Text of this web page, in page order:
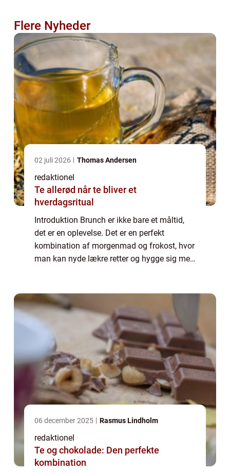
Flere Nyheder
02 juli 2026 Thomas Andersen
redaktionel
Te allerød når te bliver et
hverdagsritual
Introduktion Brunch er ikke bare et måltid,
det er en oplevelse. Det er en perfekt
kombination af morgenmad og frokost, hvor
man kan nyde lækre retter og hygge sig med
06 december 2025 Rasmus Lindholm
redaktionel
Te og chokolade: Den perfekte
kombination